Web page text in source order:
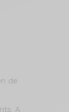
de
A